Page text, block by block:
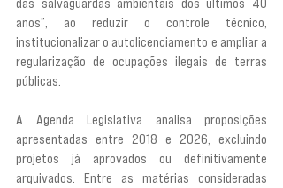
das salvaguardas ambientais dos últimos 40
anos”, ao reduzir o controle técnico,
institucionalizar o autolicenciamento e ampliar a
regularização de ocupações ilegais de terras
públicas.
A Agenda Legislativa analisa proposições
apresentadas entre 2018 e 2026, excluindo
projetos já aprovados ou definitivamente
arquivados. Entre as matérias consideradas